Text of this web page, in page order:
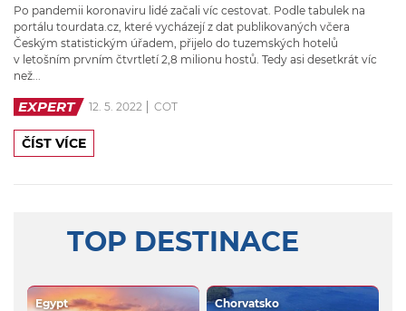
Po pandemii koronaviru lidé začali víc cestovat. Podle tabulek na
portálu tourdata.cz, které vycházejí z dat publikovaných včera
Českým statistickým úřadem, přijelo do tuzemských hotelů
v letošním prvním čtvrtletí 2,8 milionu hostů. Tedy asi desetkrát víc
než...
EXPERT 12. 5. 2022 COT
ČÍST VÍCE
TOP DESTINACE
Egypt Chorvatsko